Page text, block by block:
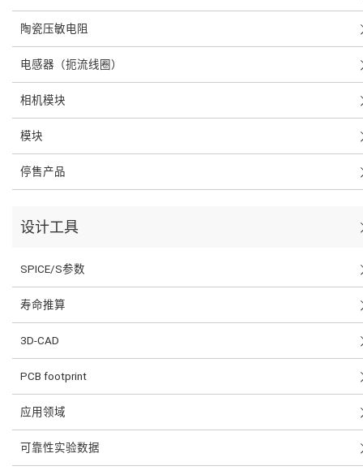
陶瓷压敏电阻
电感器（扼流线圈）
相机模块
模块
停售产品
设计工具
SPICE/S参数
寿命推算
3D-CAD
PCB footprint
应用领域
可靠性实验数据